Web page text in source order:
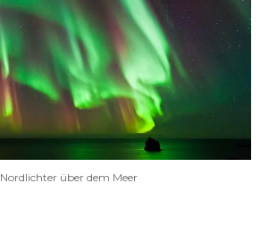
Nordlichter über dem Meer